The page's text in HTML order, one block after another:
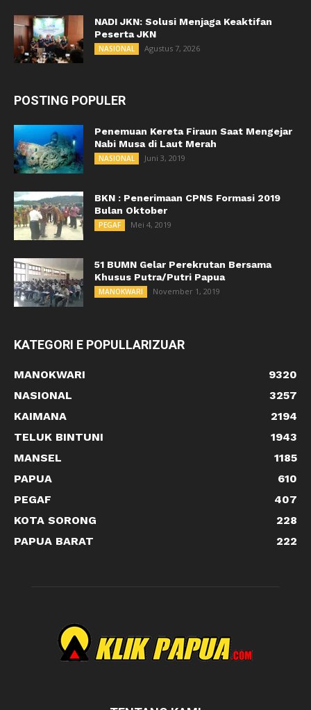
NADI JKN: Solusi Menjaga Keaktifan
Peserta JKN
NASIONAL Agustus 7, 2026
POSTING POPULER
Penemuan Kereta Firaun Saat Mengejar
Nabi Musa di Laut Merah
NASIONAL Juni 3, 2019
BKN : Penerimaan CPNS Formasi 2019
Bulan Oktober
PEGAF Mei 4, 2019
51 BUMN Gelar Perekrutan Bersama
Khusus Putra/Putri Papua
MANOKWARI November 1, 2019
KATEGORI E POPULLARIZUAR
MANOKWARI
9320
NASIONAL
3257
KAIMANA
2194
TELUK BINTUNI
1943
MANSEL
1185
PAPUA
610
PEGAF
407
KOTA SORONG
228
PAPUA BARAT
222